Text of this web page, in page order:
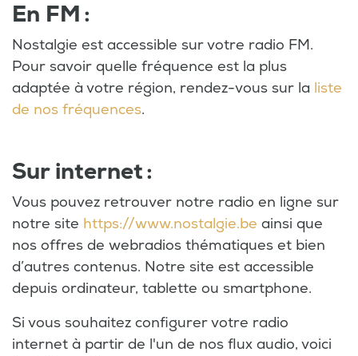
En FM :
Nostalgie est accessible sur votre radio FM.
Pour savoir quelle fréquence est la plus
adaptée à votre région, rendez-vous sur la liste
de nos fréquences.
Sur internet :
Vous pouvez retrouver notre radio en ligne sur
notre site https://www.nostalgie.be ainsi que
nos offres de webradios thématiques et bien
d’autres contenus. Notre site est accessible
depuis ordinateur, tablette ou smartphone.
Si vous souhaitez configurer votre radio
internet à partir de l'un de nos flux audio, voici